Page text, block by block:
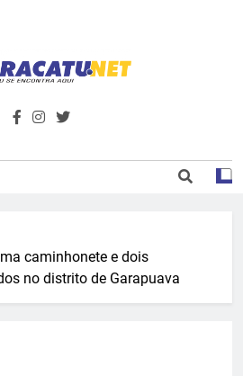
–
Notícias E
Primeiro Do
De
além de tudo sobre esportes e
caminhonete e dois
no distrito de Garapuava